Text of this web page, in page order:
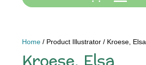
Home/ Product Illustrator / Kroese, Elsa